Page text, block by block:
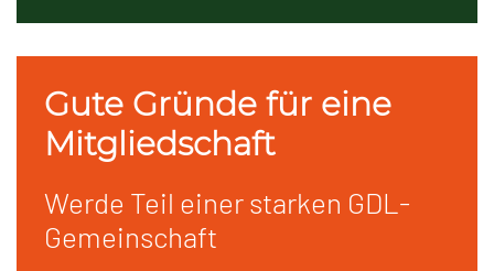
Gute Gründe für eine
Mitgliedschaft
Werde Teil einer starken GDL-
Gemeinschaft